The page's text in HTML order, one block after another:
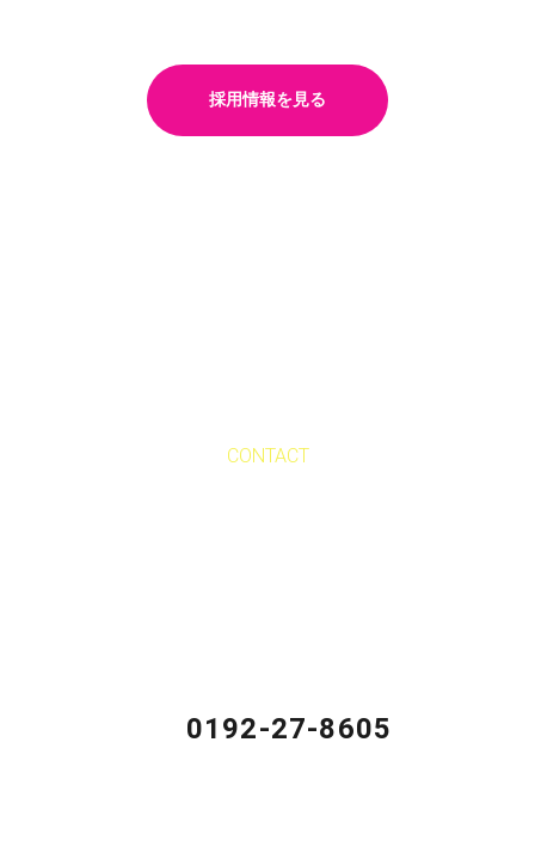
採用情報を見る
CONTACT
0192-27-8605